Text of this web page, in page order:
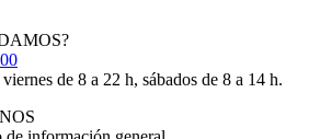
de 8 a 22 h, sábados de 8 a 14 h.